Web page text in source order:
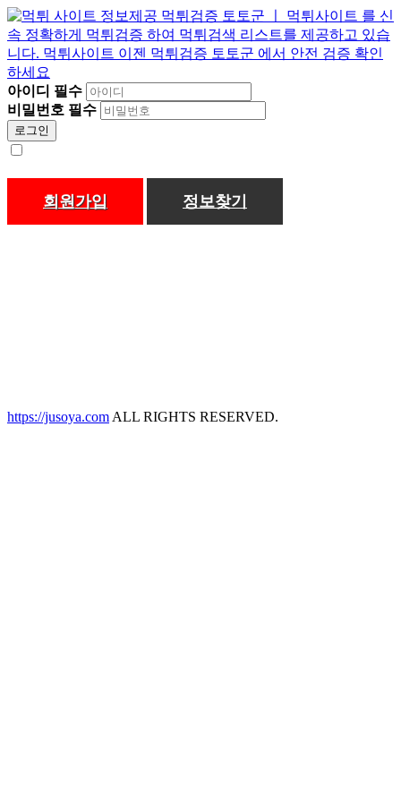
아이디 필수
비밀번호 필수
로그인
회원가입 정보찾기
https://jusoya.comALL RIGHTS RESERVED.